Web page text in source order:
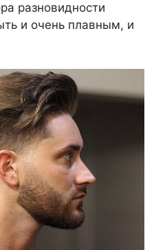
разновидности
и очень плавным, и